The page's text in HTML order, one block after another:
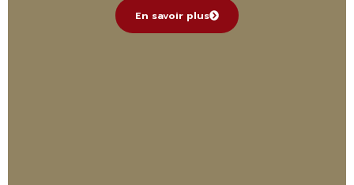
En savoir plus